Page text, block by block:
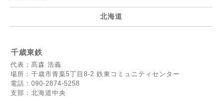
北海道
千歳東鉄
代表：髙森 浩義
場所：千歳市青葉5丁目8-2 鉄東コミュニティセンター
電話：090-2874-5258
支部：北海道中央